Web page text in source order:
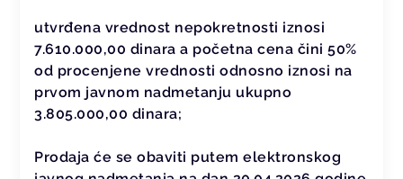
utvrđena vrednost nepokretnosti iznosi
7.610.000,00 dinara a početna cena čini 50%
od procenjene vrednosti odnosno iznosi na
prvom javnom nadmetanju ukupno
3.805.000,00 dinara;
Prodaja će se obaviti putem elektronskog